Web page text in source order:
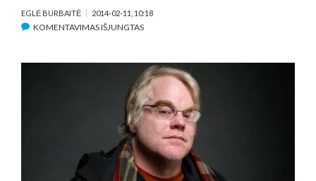
EGLĖ BURBAITĖ 2014-02-11, 10:18
KOMENTAVIMAS IŠJUNGTASĮRAŠE
AKTORIUMI
TOMMI
KORPELA:
„VAIDINDAMAS
DAUG
NEGALVOJU,
PASIKLIAUJU